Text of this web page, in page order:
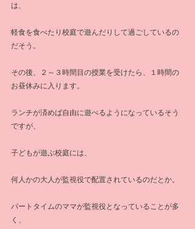
は、
軽食を食べたり校庭で遊んだりして過ごしているの
だそう。
その後、２～３時間目の授業を受けたら、１時間の
お昼休みに入ります。
ランチが済めば自由に遊べるようになっているそう
ですが、
子どもが遊ぶ校庭には、
何人かの大人が監視役で配置されているのだとか。
パートタイムのママが監視役となっていることが多
く、